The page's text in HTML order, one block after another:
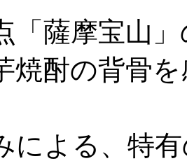
「薩摩宝山
焼酎の背骨
による、特